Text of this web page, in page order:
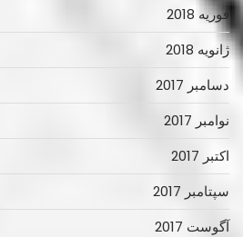
فوریه 2018
ژانویه 2018
دسامبر 2017
نوامبر 2017
اکتبر 2017
سپتامبر 2017
آگوست 2017